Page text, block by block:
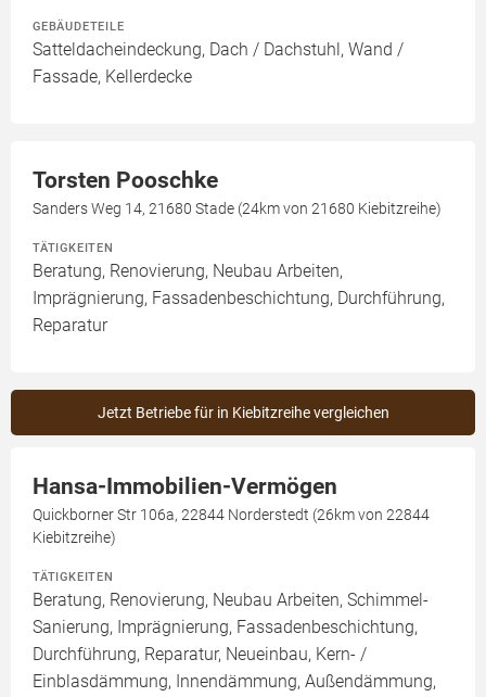
GEBÄUDETEILE
Satteldacheindeckung, Dach / Dachstuhl, Wand /
Fassade, Kellerdecke
Torsten Pooschke
Sanders Weg 14, 21680 Stade (24km von 21680 Kiebitzreihe)
TÄTIGKEITEN
Beratung, Renovierung, Neubau Arbeiten,
Imprägnierung, Fassadenbeschichtung, Durchführung,
Reparatur
Jetzt Betriebe für in Kiebitzreihe vergleichen
Hansa-Immobilien-Vermögen
Quickborner Str 106a, 22844 Norderstedt (26km von 22844
Kiebitzreihe)
TÄTIGKEITEN
Beratung, Renovierung, Neubau Arbeiten, Schimmel-
Sanierung, Imprägnierung, Fassadenbeschichtung,
Durchführung, Reparatur, Neueinbau, Kern- /
Einblasdämmung, Innendämmung, Außendämmung,